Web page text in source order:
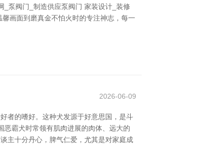
_泵阀门_制造供应泵阀门 家装设计_装修
画面到磨真金不怕火时的专注神志，每一
2026-06-09
者的嗜好。这种犬发源于好意思国，是斗
霸犬时常领有肌肉进展的肉体、远大的
主十分丹心，脾气仁爱，尤其是对家庭成